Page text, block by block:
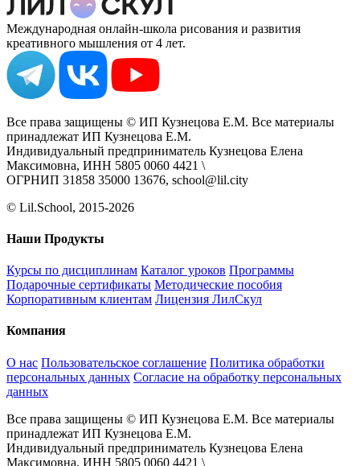
Международная онлайн-школа рисования и развития
креативного мышления от 4 лет.
Все права защищены © ИП Кузнецова Е.М. Все материалы
принадлежат ИП Кузнецова Е.М.
Индивидуальный предприниматель Кузнецова Елена
Максимовна, ИНН 5805 0060 4421 \
ОГРНИП 31858 35000 13676, school@lil.city
© Lil.School, 2015‐2026
Наши Продукты
Курсы по дисциплинам Каталог уроков Программы
Подарочные сертификаты Методические пособия
Корпоративным клиентам Лицензия ЛилСкул
Компания
О нас Пользовательское соглашение Политика обработки
персональных данных Согласие на обработку персональных
данных
Все права защищены © ИП Кузнецова Е.М. Все материалы
принадлежат ИП Кузнецова Е.М.
Индивидуальный предприниматель Кузнецова Елена
Максимовна, ИНН 5805 0060 4421 \